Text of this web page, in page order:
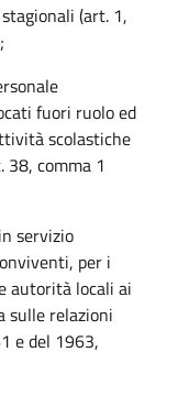
(art. 1,
fuori ruolo ed
scolastiche
comma 1
servizio
per i
autorità locali ai
sulle relazioni
e del 1963,